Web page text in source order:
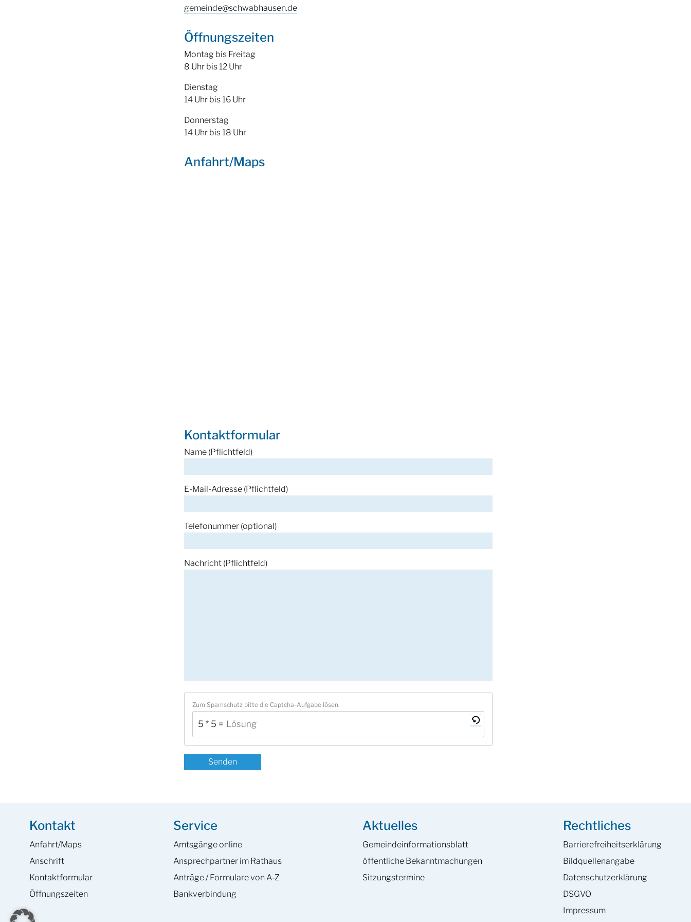
gemeinde@schwabhausen.de
Öffnungszeiten
Montag bis Freitag
8 Uhr bis 12 Uhr
Dienstag
14 Uhr bis 16 Uhr
Donnerstag
14 Uhr bis 18 Uhr
Anfahrt/Maps
Kontaktformular
Name (Pflichtfeld)
E-Mail-Adresse (Pflichtfeld)
Telefonummer (optional)
Nachricht (Pflichtfeld)
Zum Spamschutz bitte die Captcha-Aufgabe lösen.
5 * 5 = ?
Dieses
CAPTCHA
Mensch
bist.
gib
die
geforderten
Kontakt
Anfahrt/Maps
Anschrift
Kontaktformular
Öffnungszeiten
Service
Amtsgänge online
Ansprech­partner im Rathaus
Anträge / Formulare von A-Z
Bankverbindung
Aktuelles
Gemeinde­informations­blatt
öffentliche Bekanntmachungen
Sitzungstermine
Rechtliches
Barrierefreiheits­erklärung
Bildquellenangabe
Datenschutzerklärung
DSGVO
Impressum